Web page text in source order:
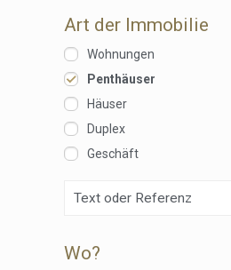
Art der Immobilie
Wohnungen
Penthäuser
Häuser
Duplex
Geschäft
Wo?